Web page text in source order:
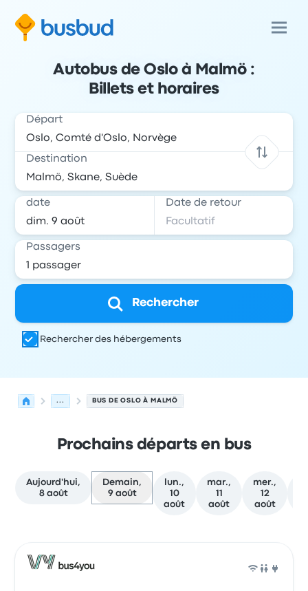
Autobus de Oslo à Malmö :
Billets et horaires
Départ
Destination
date Date de retour
Passagers
Rechercher
Rechercher des hébergements
... BUS DE OSLO À MALMÖ
Prochains départs en bus
Aujourd'hui,
8 août
Demain,
9 août
lun.,
10
août
mar.,
11
août
mer.,
12
août